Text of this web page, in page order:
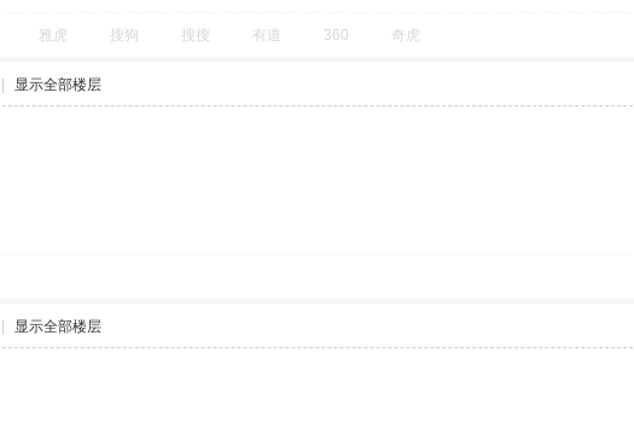
雅虎 搜狗 搜搜 有道 360 奇虎
显示全部楼层
显示全部楼层